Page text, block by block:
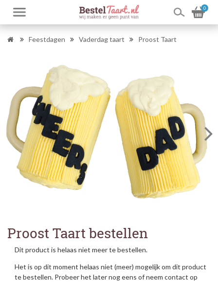
0
Feestdagen Vaderdag taart Proost Taart
Proost Taart bestellen
Dit product is helaas niet meer te bestellen.
Het is op dit moment helaas niet (meer) mogelijk om dit product
te bestellen. Probeer het later nog eens of neem contact op